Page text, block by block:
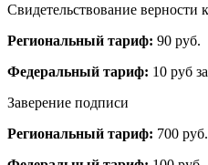
Свидетельствование верности
Региональный тариф: 90 руб.
Федеральный тариф: 10 руб
Заверение подписи
Региональный тариф: 700 руб.